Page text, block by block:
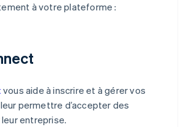
à votre plateforme :
vous aide à inscrire et à gérer vos
permettre d’accepter des
entreprise.